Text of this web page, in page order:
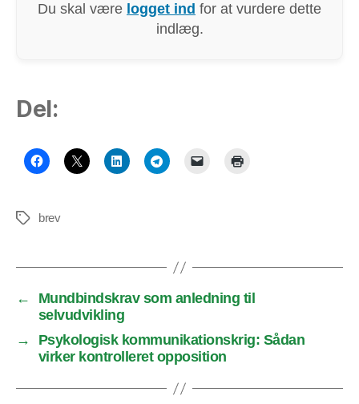
Du skal være logget ind for at vurdere dette
indlæg.
Del:
Tags brev
←
Mundbindskrav som anledning til
selvudvikling
→
Psykologisk kommunikationskrig: Sådan
virker kontrolleret opposition